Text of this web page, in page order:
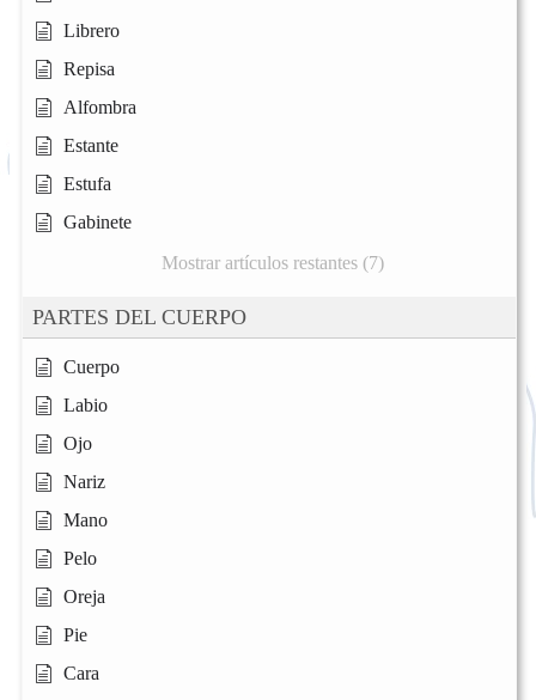
Librero
Repisa
Alfombra
Estante
Estufa
Gabinete
Mostrar artículos restantes (7)
PARTES DEL CUERPO
Cuerpo
Labio
Ojo
Nariz
Mano
Pelo
Oreja
Pie
Cara